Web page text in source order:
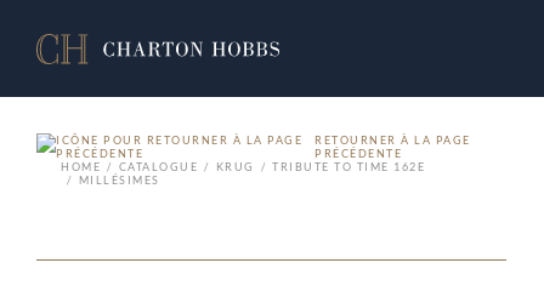
RETOURNER À LA PAGE
PRÉCÉDENTE
HOME
CATALOGUE KRUG
TRIBUTE TO TIME 162E
MILLÉSIMES